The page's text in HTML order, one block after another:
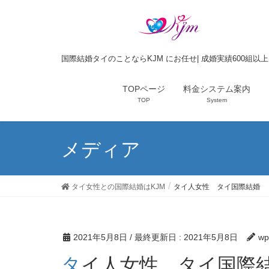
国際結婚タイのことならKJM にお任せ| 成婚実績600組以
TOPページ
TOP
料金システム案内
System
メディア
タイ女性との国際結婚はKJM タイ人女性 タイ国際結婚
2021年5月8日 / 最終更新日 : 2021年5月8日
タイ人女性 タイ国際